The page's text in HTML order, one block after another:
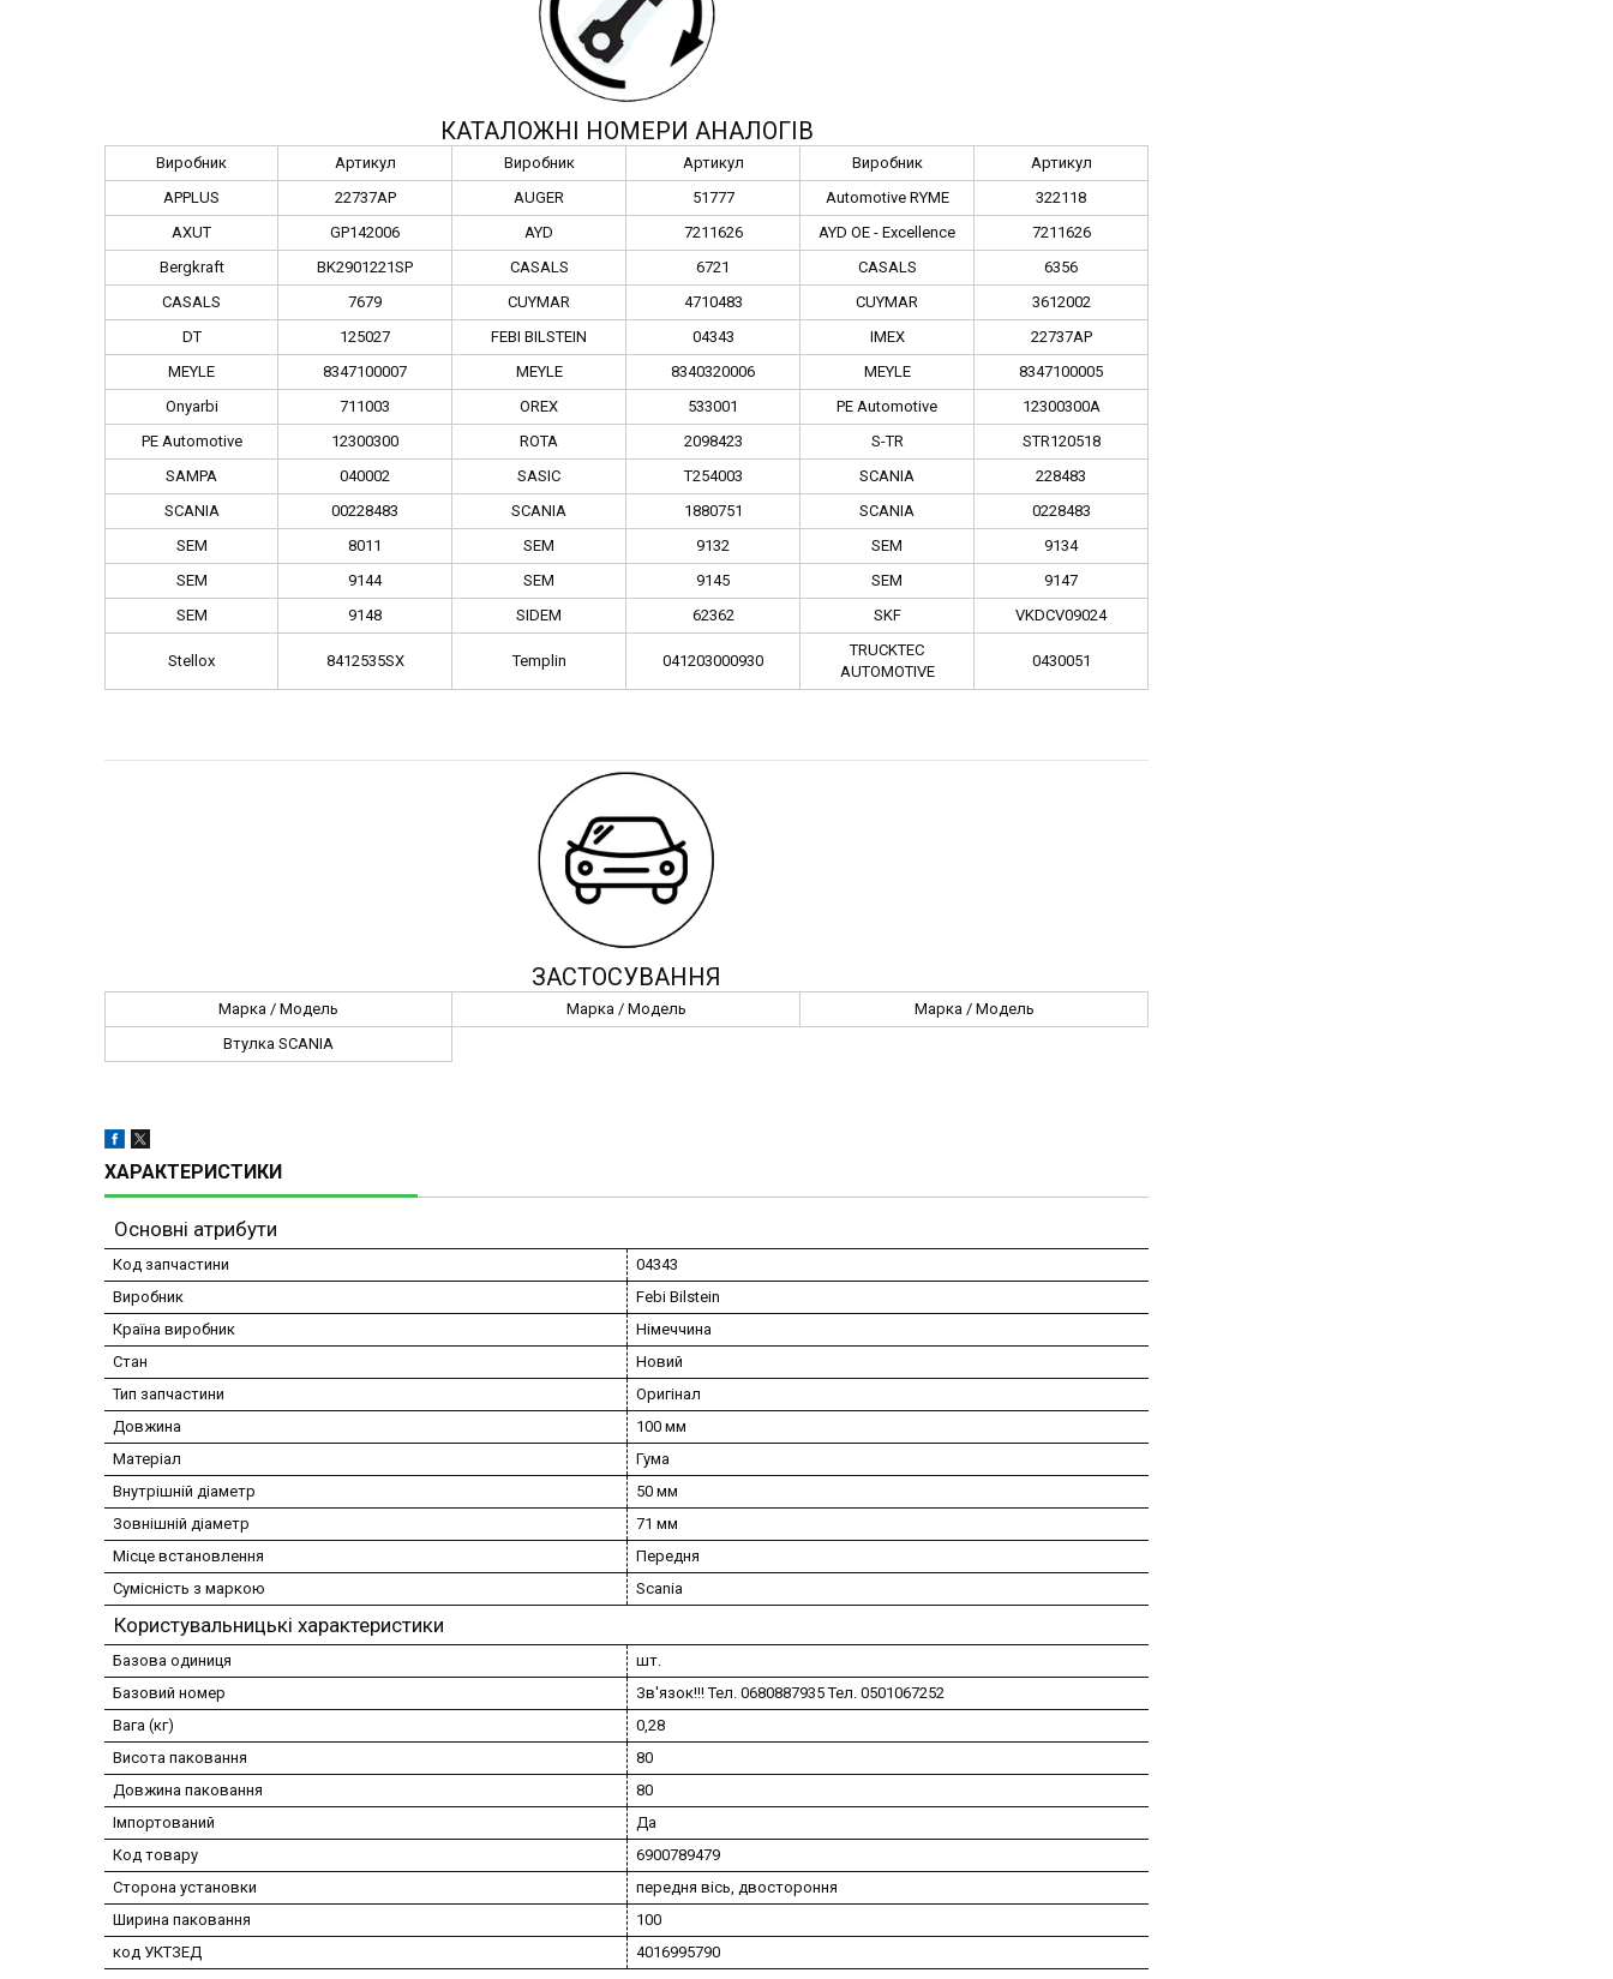
КАТАЛОЖНІ НОМЕРИ АНАЛОГІВ
Виробник Артикул Виробник Артикул Виробник
Артикул
APPLUS
22737AP AUGER 51777 Automotive RYME
322118
AXUT
GP142006 AYD 7211626 AYD OE - Excellence
7211626
Bergkraft
BK2901221SP CASALS 6721 CASALS
6356
CASALS
7679 CUYMAR 4710483 CUYMAR
3612002
DT
125027 FEBI BILSTEIN 04343 IMEX
22737AP
MEYLE
8347100007 MEYLE 8340320006 MEYLE
8347100005
Onyarbi
711003 OREX 533001 PE Automotive
12300300A
PE Automotive
12300300 ROTA 2098423 S-TR
STR120518
SAMPA
040002 SASIC T254003 SCANIA
228483
SCANIA
00228483 SCANIA 1880751 SCANIA
0228483
SEM
8011 SEM 9132 SEM
9134
SEM
9144 SEM 9145 SEM
9147
SEM
9148 SIDEM 62362 SKF VKDCV09024
Stellox 8412535SX Templin 041203000930
TRUCKTEC
AUTOMOTIVE
0430051
ЗАСТОСУВАННЯ
Марка / Модель Марка / Модель
Марка / Модель
Втулка SCANIA
ХАРАКТЕРИСТИКИ
Основні атрибути
Код запчастини
04343
Виробник
Febi Bilstein
Країна виробник
Німеччина
Стан
Новий
Тип запчастини
Оригінал
Довжина
100 мм
Матеріал
Гума
Внутрішній діаметр
50 мм
Зовнішній діаметр
71 мм
Місце встановлення
Передня
Сумісність з маркою
Scania
Користувальницькі характеристики
Базова одиниця
шт.
Базовий номер
Зв'язок!!! Тел. 0680887935 Тел. 0501067252
Вага (кг)
0,28
Висота паковання
80
Довжина паковання
80
Імпортований
Да
Код товару
6900789479
Сторона установки
передня вісь, двостороння
Ширина паковання
100
код УКТЗЕД
4016995790